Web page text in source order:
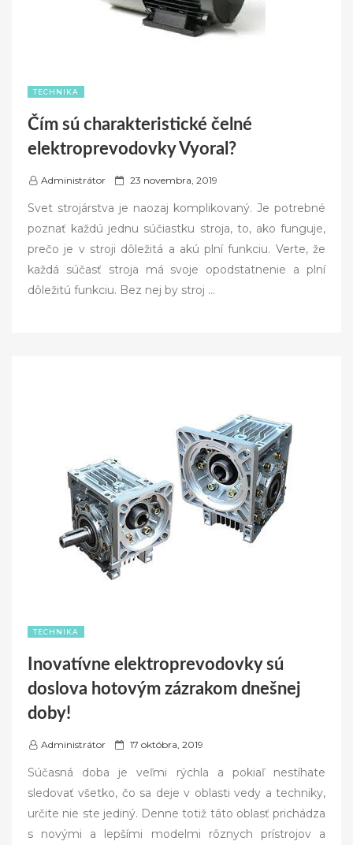
TECHNIKA
Čím sú charakteristické čelné
elektroprevodovky Vyoral?
Administrátor
P
t
e
d
o
23 novembra, 2019
Svet strojárstva je naozaj komplikovaný. Je potrebné
poznať každú jednu súčiastku stroja, to, ako funguje,
prečo je v stroji dôležitá a akú plní funkciu. Verte, že
každá súčasť stroja má svoje opodstatnenie a plní
dôležitú funkciu. Bez nej by stroj …
TECHNIKA
Inovatívne elektroprevodovky sú
doslova hotovým zázrakom dnešnej
doby!
Administrátor
P
t
e
d
17 októbra, 2019
Súčasná doba je veľmi rýchla a pokiaľ nestíhate
sledovať všetko, čo sa deje v oblasti vedy a techniky,
určite nie ste jediný. Denne totiž táto oblasť prichádza
s novými a lepšími modelmi rôznych prístrojov a